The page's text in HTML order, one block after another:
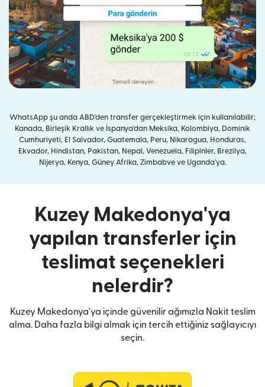
WhatsApp şu anda ABD'den transfer gerçekleştirmek için kullanılabilir;
Kanada, Birleşik Krallık ve İspanya'dan Meksika, Kolombiya, Dominik
Cumhuriyeti, El Salvador, Guatemala, Peru, Nikaragua, Honduras,
Ekvador, Hindistan, Pakistan, Nepal, Venezuela, Filipinler, Brezilya,
Nijerya, Kenya, Güney Afrika, Zimbabve ve Uganda'ya.
Kuzey Makedonya'ya
yapılan transferler için
teslimat seçenekleri
nelerdir?
Kuzey Makedonya'ya içinde güvenilir ağımızla Nakit teslim
alma. Daha fazla bilgi almak için tercih ettiğiniz sağlayıcıyı
seçin.